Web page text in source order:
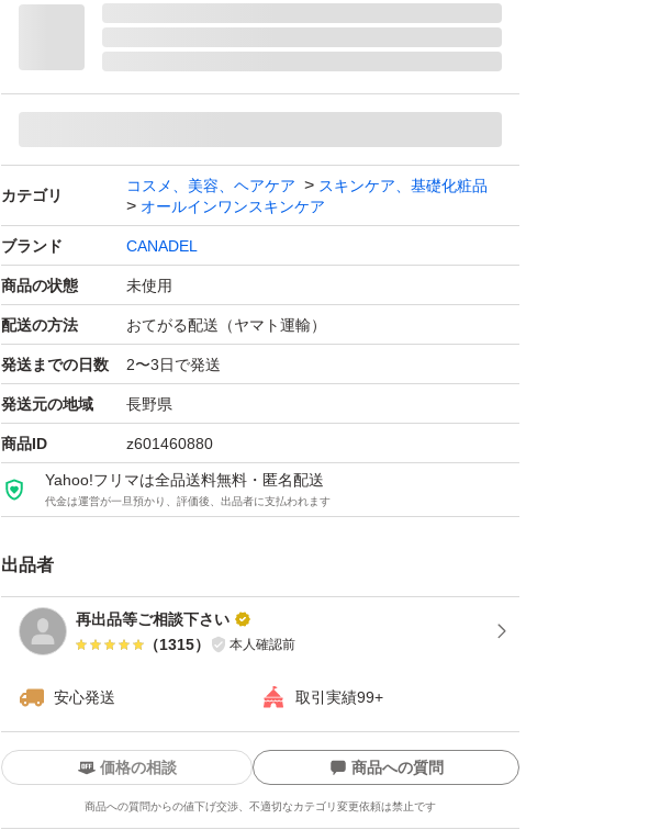
ビニール袋に入れて封筒で梱包致します。
ネコポスで発送予定です。
カナデルプレミアバリアフィックス つけかえ用レフィル 58g
医薬部外品
カナデルプレミアバリアフィックス こちらは『つけかえ用』に
なります
本体ケースが必要ですのでお間違えのないようにお願いいたしま
す
C465 CANADEL カナデル プレミアバリアフィックス 美容液ジェ
ル 58g つけかえ用レフィル シワ改善
カテゴリ
コスメ、美容、ヘアケア
スキンケア、基礎化粧品
オールインワンスキンケア
ブランド CANADEL
商品の状態 未使用
配送の方法 おてがる配送（ヤマト運輸）
発送までの日数 2〜3日で発送
発送元の地域 長野県
商品ID z601460880
Yahoo!フリマは全品送料無料・匿名配送
代金は運営が一旦預かり、評価後、出品者に支払われます
出品者
再出品等ご相談下さい
（1315） 本人確認前
安心発送 取引実績99+
価格の相談 商品への質問
商品への質問からの値下げ交渉、不適切なカテゴリ変更依頼は禁止です